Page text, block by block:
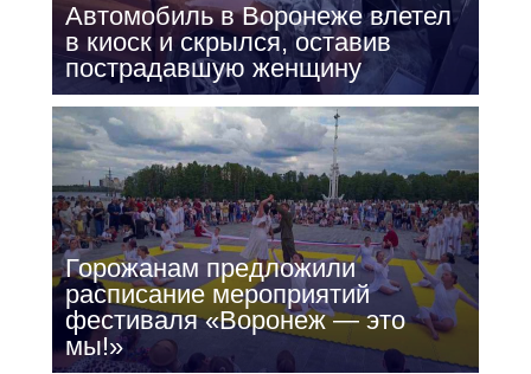
Автомобиль в Воронеже влетел
в киоск и скрылся, оставив
пострадавшую женщину
Горожанам предложили
расписание мероприятий
фестиваля «Воронеж — это
мы!»